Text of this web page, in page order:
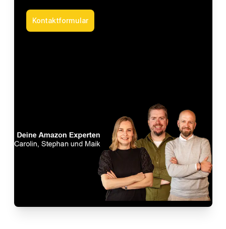
Kontaktformular